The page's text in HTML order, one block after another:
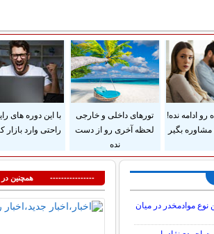
سایر مطالب
رو ادامه نده!
مشاوره بگیر
تورهای داخلی و خارجی
لحظه آخری رو از دست
نده
با این دوره های
راحتی وارد بازار
موادمخدر در میان
---------------- همچنین در